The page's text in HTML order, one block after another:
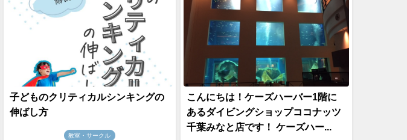
子どものクリティカルシンキングの
伸ばし方
教室・サークル
こんにちは！ケーズハーバー1階に
あるダイビングショップココナッツ
千葉みなと店です！ ケーズハー...